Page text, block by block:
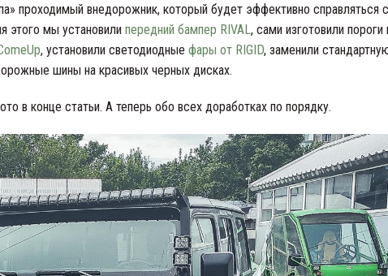
проходимый внедорожник, который будет эффективно справляться с
этого мы установили передний бампер RIVAL, сами изготовили пороги
, установили светодиодные фары от RIGID, заменили
шины на красивых черных дисках.
в конце статьи. А теперь обо всех доработках по порядку.